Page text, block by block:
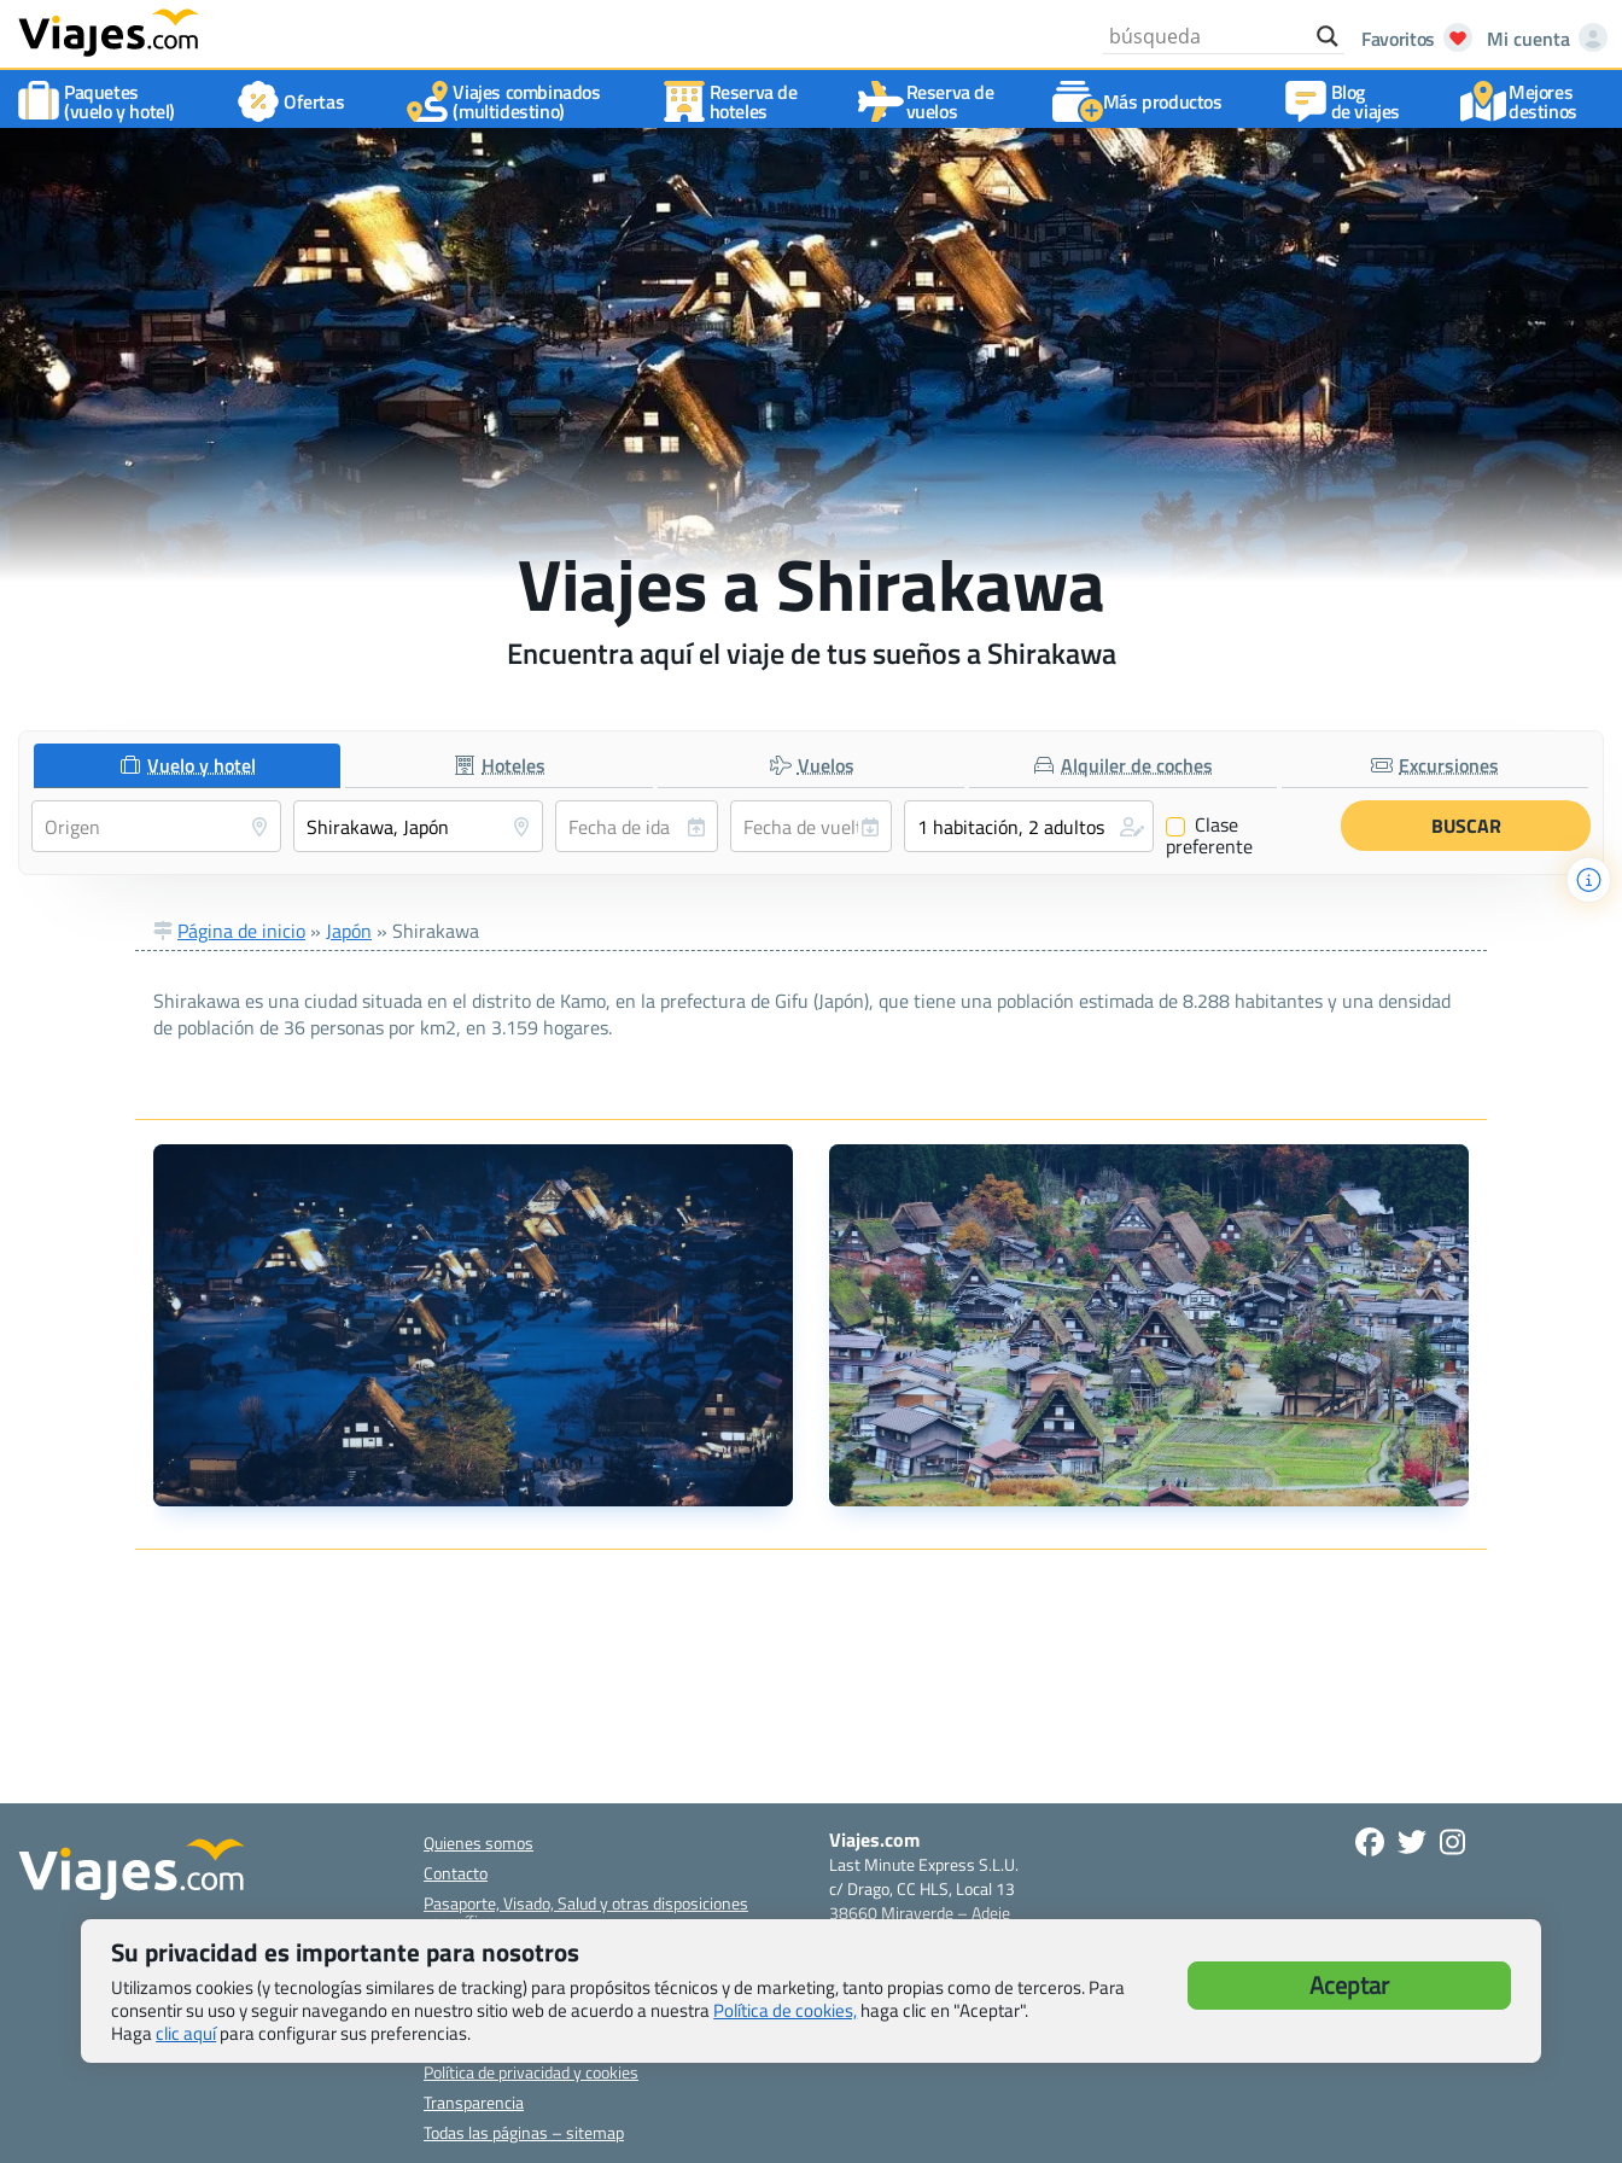
Favoritos
Mi cuenta
Paquetes
(vuelo y hotel) Ofertas Viajes combinados
(multidestino)
Reserva de
hoteles
Reserva de
vuelos Más productos Blog
de viajes
Mejores
destinos
Viajes a Shirakawa
Encuentra aquí el viaje de tus sueños a Shirakawa
Vuelo y hotel Hoteles Vuelos Alquiler de coches Excursiones
✔ Clase
preferente
Página de inicio » Japón » Shirakawa
Shirakawa es una ciudad situada en el distrito de Kamo, en la prefectura de Gifu (Japón), que tiene una población estimada de 8.288 habitantes y una densidad
de población de 36 personas por km2, en 3.159 hogares.
Quienes somos
Contacto
Pasaporte, Visado, Salud y otras disposiciones
específicas
Blog de Viajes.com
Registro de agencias
Preguntas frecuentes
Condiciones generales
Política de privacidad y cookies
Transparencia
Todas las páginas – sitemap
Viajes.com
Last Minute Express S.L.U.
c/ Drago, CC HLS, Local 13
38660 Miraverde – Adeje
Tfno: +34 922-97-17-27
Su privacidad es importante para nosotros
Utilizamos cookies (y tecnologías similares de tracking) para propósitos técnicos y de marketing, tanto propias como de terceros. Para
consentir su uso y seguir navegando en nuestro sitio web de acuerdo a nuestraPolítica de cookies,haga clic en "Aceptar".
Hagaclic aquípara configurar sus preferencias.
Aceptar